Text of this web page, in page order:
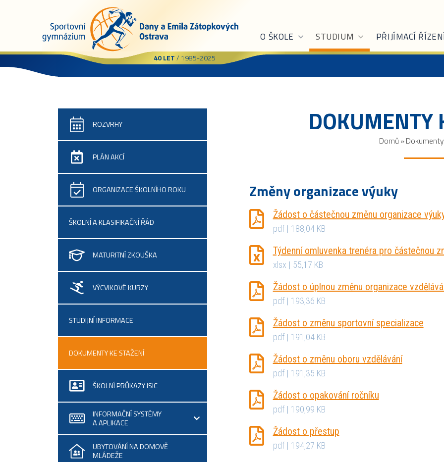
40 LET/ 1985-2025
O ŠKOLE STUDIUM PŘIJÍMACÍ
DOKUMENTY
Domů »
Změny organizace výuky
Žádost o částečnou změnu organizace
pdf | 188,04 KB
Týdenní omluvenka trenéra pro částečnou
xlsx | 55,17 KB
Žádost o úplnou změnu organizace
pdf | 193,36 KB
Žádost o změnu sportovní specializace
pdf | 191,04 KB
Žádost o změnu oboru vzdělávání
pdf | 191,35 KB
Žádost o opakování ročníku
pdf | 190,99 KB
Žádost o přestup
pdf | 194,27 KB
ROZVRHY
PLÁN AKCÍ
ORGANIZACE ŠKOLNÍHO ROKU
ŠKOLNÍ A KLASIFIKAČNÍ ŘÁD
MATURITNÍ ZKOUŠKA
VÝCVIKOVÉ KURZY
STUDIJNÍ INFORMACE
DOKUMENTY KE STAŽENÍ
ŠKOLNÍ PRŮKAZY ISIC
INFORMAČNÍ SYSTÉMY
A APLIKACE
UBYTOVÁNÍ NA DOMOVĚ
MLÁDEŽE